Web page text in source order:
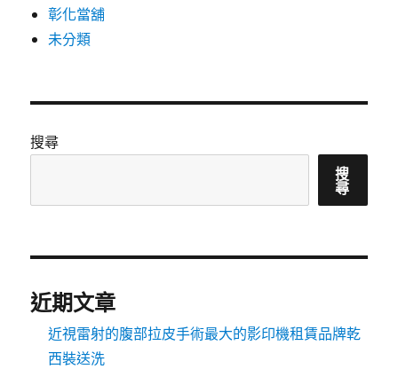
彰化當舖
未分類
搜尋
搜
尋
近期文章
近視雷射的腹部拉皮手術最大的影印機租賃品牌乾
西裝送洗